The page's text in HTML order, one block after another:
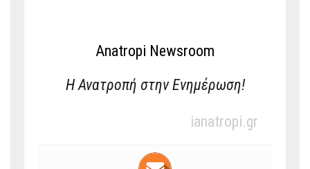
Anatropi Newsroom
Η Ανατροπή στην Ενημέρωση!
ianatropi.gr